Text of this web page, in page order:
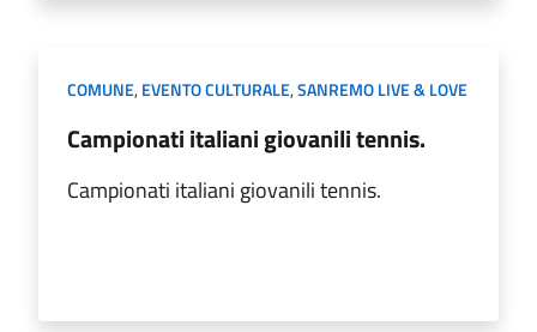
COMUNE,EVENTO CULTURALE,SANREMO LIVE & LOVE
Campionati italiani giovanili tennis.
Campionati italiani giovanili tennis.